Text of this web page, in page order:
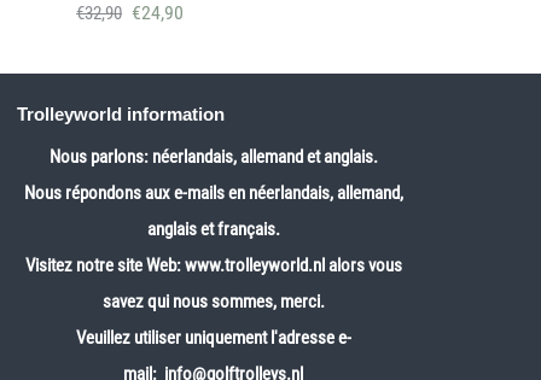
€32,90 €24,90
Trolleyworld information
Nous parlons: néerlandais, allemand et anglais.
Nous répondons aux e-mails en néerlandais, allemand,
anglais et français.
Visitez notre site Web:www.trolleyworld.nlalors vous
savez qui nous sommes, merci.
Veuillez utiliser uniquement l'adresse e-
mail: info@golftrolleys.nl